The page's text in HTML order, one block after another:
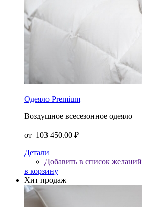
Одеяло Premium
Воздушное всесезонное одеяло
от 103 450.00 ₽
Детали
Добавить в список желаний
в корзину
Хит продаж